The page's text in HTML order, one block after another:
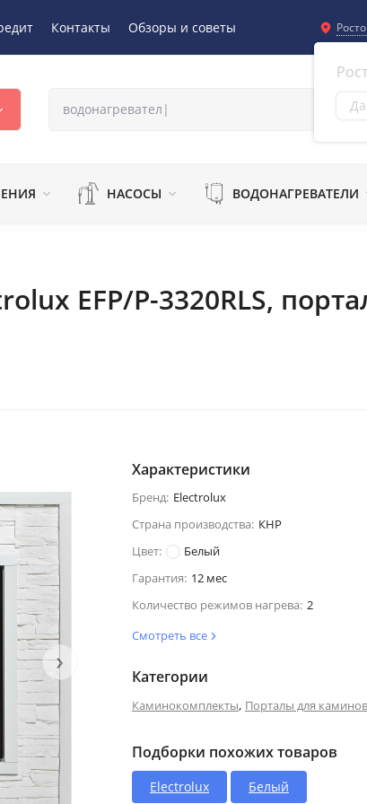
Контакты Обзоры и советы
Да
НАСОСЫ ВОДОНАГРЕВАТЕЛИ
EFP/P-3320RLS,
›
Характеристики
Бренд: Electrolux
Страна производства: КНР
Цвет:
Белый
Гарантия: 12 мес
Количество режимов нагрева: 2
Смотреть все
Категории
Каминокомплекты, Порталы для каминов
Подборки похожих товаров
Electrolux Белый